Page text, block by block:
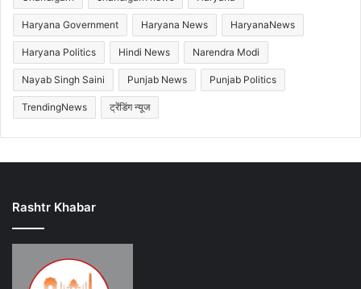
Haryana Government Haryana News HaryanaNews
Haryana Politics Hindi News Narendra Modi
Nayab Singh Saini Punjab News Punjab Politics
TrendingNews ट्रेंडिंग न्यूज
Rashtr Khabar